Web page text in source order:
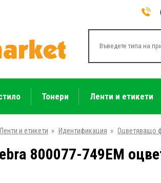
Тонери Ленти и етикети
Ленти и етикети » Идентификация » Оцветяващо
800077-749EM